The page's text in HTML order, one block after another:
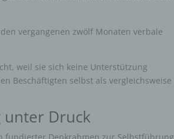
vergangenen zwölf Monaten verbale
weil sie sich keine Unterstützung
Beschäftigten selbst als vergleichsweise
unter Druck